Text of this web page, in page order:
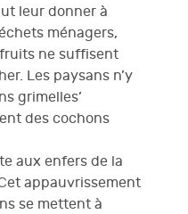
leur donner à
ménagers,
ne suffisent
Les paysans n’y
grimelles’
des cochons
aux enfers de la
appauvrissement
se mettent à